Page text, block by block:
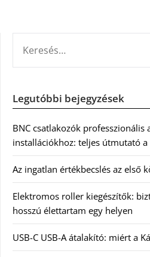
Legutóbbi bejegyzések
BNC csatlakozók professzionális
installációkhoz: teljes útmutató a
Az ingatlan értékbecslés az első
Elektromos roller kiegészítők:
hosszú élettartam egy helyen
USB-C USB-A átalakító: miért a